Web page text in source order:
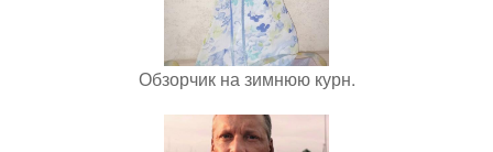
Обзорчик на зимнюю курн.